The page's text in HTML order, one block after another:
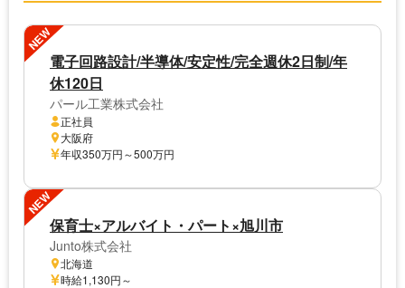
NEW
電子回路設計/半導体/安定性/完全週休2日制/年
休120日
パール工業株式会社
正社員
大阪府
年収350万円～500万円
NEW
保育士×アルバイト・パート×旭川市
Junto株式会社
北海道
時給1,130円～